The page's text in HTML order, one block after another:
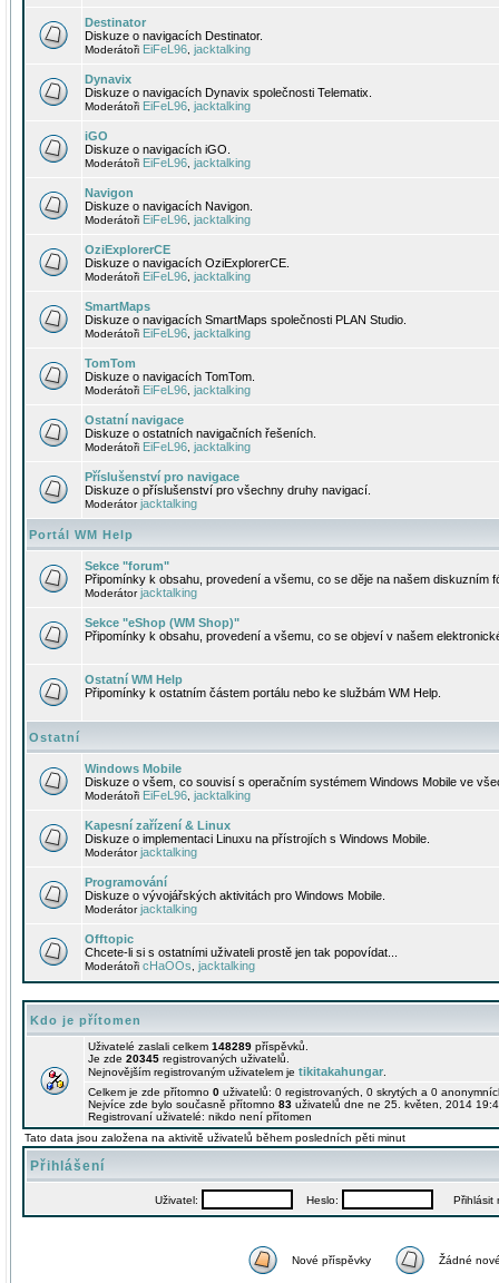
Destinator
Diskuze o navigacích Destinator.
Moderátoři EiFeL96 jacktalking
Dynavix
Diskuze o navigacích Dynavix společnosti Telematix.
Moderátoři EiFeL96 jacktalking
iGO
Diskuze o navigacích iGO.
Moderátoři EiFeL96 jacktalking
Navigon
Diskuze o navigacích Navigon.
Moderátoři EiFeL96 jacktalking
OziExplorerCE
Diskuze o navigacích OziExplorerCE.
Moderátoři EiFeL96 jacktalking
SmartMaps
Diskuze o navigacích SmartMaps společnosti PLAN Studio.
Moderátoři EiFeL96 jacktalking
TomTom
Diskuze o navigacích TomTom.
Moderátoři EiFeL96 jacktalking
Ostatní navigace
Diskuze o ostatních navigačních řešeních.
Moderátoři EiFeL96 jacktalking
Příslušenství pro navigace
Diskuze o příslušenství pro všechny druhy navigací.
Moderátorjacktalking
Portál WM Help
Sekce "forum"
Připomínky k obsahu, provedení a všemu, co se děje na našem diskuzním
Moderátorjacktalking
Sekce "eShop (WM Shop)"
Připomínky k obsahu, provedení a všemu, co se objeví v našem
Ostatní WM Help
Připomínky k ostatním částem portálu nebo ke službám WM Help.
Ostatní
Windows Mobile
Diskuze o všem, co souvisí s operačním systémem Windows Mobile ve
Moderátoři EiFeL96 jacktalking
Kapesní zařízení & Linux
Diskuze o implementaci Linuxu na přístrojích s Windows Mobile.
Moderátorjacktalking
Programování
Diskuze o vývojářských aktivitách pro Windows Mobile.
Moderátorjacktalking
Offtopic
Chcete-li si s ostatními uživateli prostě jen tak popovídat...
Moderátoři cHaOOs jacktalking
Kdo je přítomen
Uživatelé zaslali celkem 148289 příspěvků.
Je zde 20345 registrovaných uživatelů.
Nejnovějším registrovaným uživatelem je tikitakahungar
Celkem je zde přítomno 0 uživatelů: 0 registrovaných, 0 skrytých a 0
Nejvíce zde bylo současně přítomno 83 uživatelů dne ne 25. květen, 2014
Registrovaní uživatelé: nikdo není přítomen
Tato data jsou založena na aktivitě uživatelů během posledních pěti minut
Přihlášení
Uživatel: Heslo: Přihlásit
Nové příspěvky Žádné